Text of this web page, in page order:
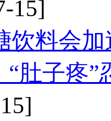
15]
饮料会
“肚子疼